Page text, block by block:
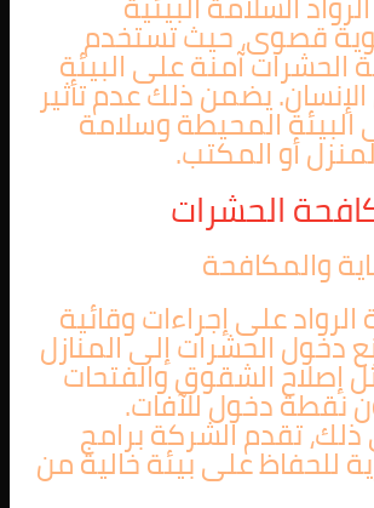
قصوى، حيث تستخدم
الحشرات آمنة على البيئة
يضمن ذلك عدم تأثير
البيئة المحيطة وسلامة
أو المكتب.
الحشرات
والمكافحة
على إجراءات وقائية
دخول الحشرات إلى المنازل
إصلاح الشقوق والفتحات
نقطة دخول للآفات.
ذلك، تقدم الشركة برامج
للحفاظ على بيئة خالية من